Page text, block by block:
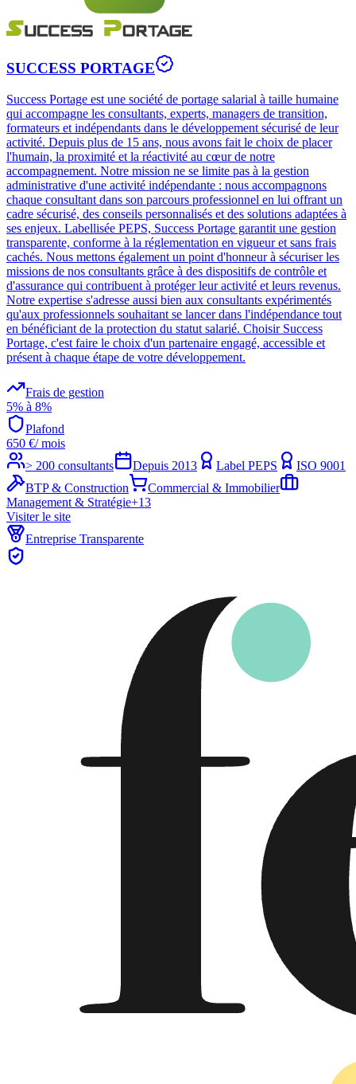
SUCCESS PORTAGE
Success Portage est une société de portage salarial à taille humaine
qui accompagne les consultants, experts, managers de transition,
formateurs et indépendants dans le développement sécurisé de leur
activité. Depuis plus de 15 ans, nous avons fait le choix de placer
l'humain, la proximité et la réactivité au cœur de notre
accompagnement. Notre mission ne se limite pas à la gestion
administrative d'une activité indépendante : nous accompagnons
chaque consultant dans son parcours professionnel en lui offrant un
cadre sécurisé, des conseils personnalisés et des solutions adaptées à
ses enjeux. Labellisée PEPS, Success Portage garantit une gestion
transparente, conforme à la réglementation en vigueur et sans frais
cachés. Nous mettons également un point d'honneur à sécuriser les
missions de nos consultants grâce à des dispositifs de contrôle et
d'assurance qui contribuent à protéger leur activité et leurs revenus.
Notre expertise s'adresse aussi bien aux consultants expérimentés
qu'aux professionnels souhaitant se lancer dans l'indépendance tout
en bénéficiant de la protection du statut salarié. Choisir Success
Portage, c'est faire le choix d'un partenaire engagé, accessible et
présent à chaque étape de votre développement.
Frais de gestion
5% à 8%
Plafond
650 €/ mois
> 200 consultants
Depuis 2013 Label PEPS
ISO 9001
BTP & Construction
Commercial & Immobilier
Management & Stratégie+13
Visiter le site
Entreprise Transparente